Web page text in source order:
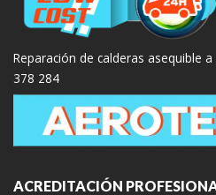
Reparación de calderas asequible
378 284
ACREDITACIÓN